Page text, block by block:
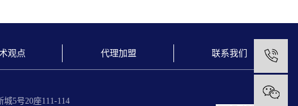
观点 代理加盟 联系我们
5号20座111-114